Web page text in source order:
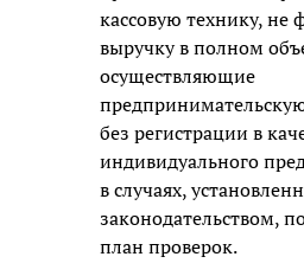
кассовую технику,
выручку в полном
осуществляющие
без регистрации в
индивидуального
в случаях,
законодательством,
план проверок.